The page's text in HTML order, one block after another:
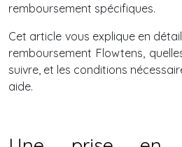
remboursement spécifiques.
Cet article vous explique en
remboursement Flowtens,
suivre, et les conditions
aide.